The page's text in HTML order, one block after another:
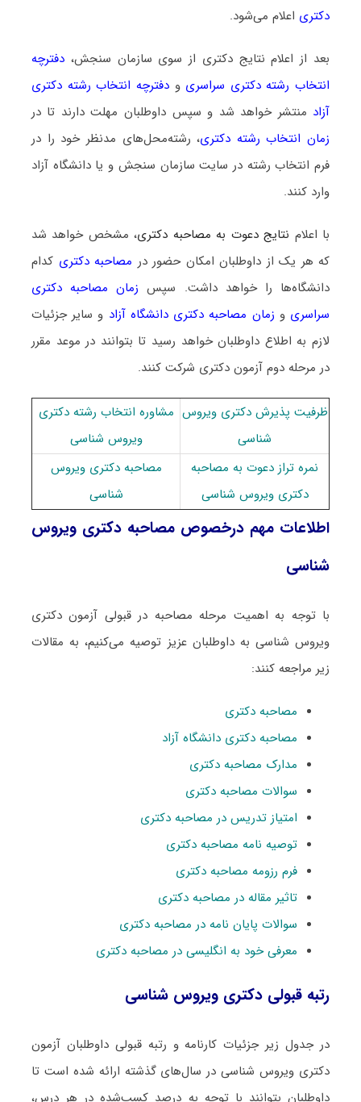
دکتری اعلام می‌شود.
بعد از اعلام نتایج دکتری از سوی سازمان سنجش،دفترچه
انتخاب رشته دکتری سراسری ودفترچه انتخاب رشته دکتری
آزاد منتشر خواهد شد و سپس داوطلبان مهلت دارند تا در
زمان انتخاب رشته دکتری، رشته‌محل‌های مدنظر خود را در
فرم انتخاب رشته در سایت سازمان سنجش و یا دانشگاه آزاد
وارد کنند.
با اعلام نتایج دعوت به مصاحبه دکتری، مشخص خواهد شد
که هر یک از داوطلبان امکان حضور در مصاحبه دکتری کدام
دانشگاه‌ها را خواهد داشت. سپس زمان مصاحبه دکتری
سراسری و زمان مصاحبه دکتری دانشگاه آزاد و سایر جزئیات
لازم به اطلاع داوطلبان خواهد رسید تا بتوانند در موعد مقرر
در مرحله دوم آزمون دکتری شرکت کنند.
ظرفیت پذیرش دکتری ویروس
شناسی
مشاوره انتخاب رشته دکتری
ویروس شناسی
نمره تراز دعوت به مصاحبه
دکتری ویروس شناسی
مصاحبه دکتری ویروس
شناسی
اطلاعات مهم درخصوص مصاحبه دکتری ویروس
شناسی
با توجه به اهمیت مرحله مصاحبه در قبولی آزمون دکتری
ویروس شناسی به داوطلبان عزیز توصیه می‌کنیم، به مقالات
زیر مراجعه کنند:
مصاحبه دکتری
مصاحبه دکتری دانشگاه آزاد
مدارک مصاحبه دکتری
سوالات مصاحبه دکتری
امتیاز تدریس در مصاحبه دکتری
توصیه نامه مصاحبه دکتری
فرم رزومه مصاحبه دکتری
تاثیر مقاله در مصاحبه دکتری
سوالات پایان نامه در مصاحبه دکتری
معرفی خود به انگلیسی در مصاحبه دکتری
رتبه قبولی دکتری ویروس شناسی
در جدول زیر جزئیات کارنامه و رتبه قبولی داوطلبان آزمون
دکتری ویروس شناسی در سال‌های گذشته ارائه شده است تا
داوطلبان بتوانند با توجه به درصد کسب‌شده در هر درس،